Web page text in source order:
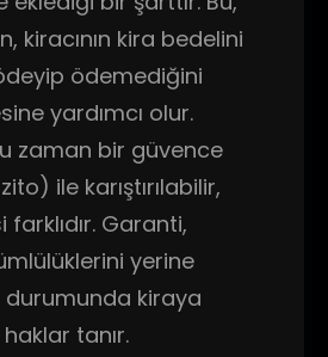
kiracının kira bedelini
ödemediğini
yardımcı olur.
zaman bir güvence
ile karıştırılabilir,
Garanti,
yerine
kiraya
tanır.